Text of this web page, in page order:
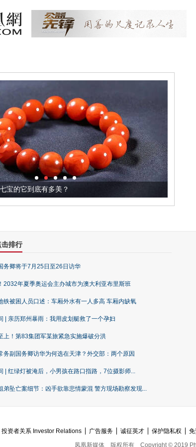
宝的它到底有多美？ 这个
排行
务卿将于7月25日至26日访华
2032年夏季奥运会主办城市为澳大利亚布里斯班
铁被困人员口述：车厢外水有一人多高 车厢内缺氧
| 亲历郑州暴雨：我用皮划艇救了一个孕妇
上！第83集团军某旅紧急实施爆破分洪
务副国务卿访华为何选在天津？外交部：两个原因
| 红绿灯被淹后，小男孩在路口指路，7位摄影师...
弟坠亡案细节：凶手欲靠悲情蒙混 警方现场勘察发现...
投资者关系 Investor Relations 广告服务 诚征英才 保护隐私权 免
凤凰新媒体
版权所有 Copyright © 2019